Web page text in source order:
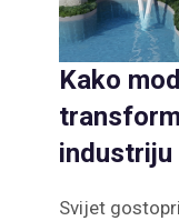
Kako
industriju
Svijet